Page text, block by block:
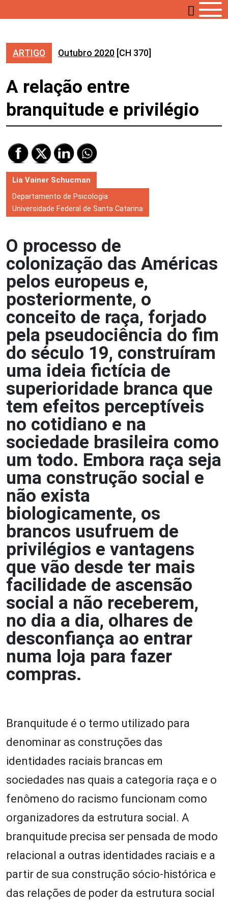
ARTIGO Outubro 2020 [CH 370]
A relação entre
branquitude e privilégio
Lia Vainer Schucman
Departamento de Psicologia
Universidade Federal de Santa Catarina
O processo de
colonização das Américas
pelos europeus e,
posteriormente, o
conceito de raça, forjado
pela pseudociência do fim
do século 19, construíram
uma ideia fictícia de
superioridade branca que
tem efeitos perceptíveis
no cotidiano e na
sociedade brasileira como
um todo. Embora raça seja
uma construção social e
não exista
biologicamente, os
brancos usufruem de
privilégios e vantagens
que vão desde ter mais
facilidade de ascensão
social a não receberem,
no dia a dia, olhares de
desconfiança ao entrar
numa loja para fazer
compras.
Branquitude é o termo utilizado para
denominar as construções das
identidades raciais brancas em
sociedades nas quais a categoria raça e o
fenômeno do racismo funcionam como
organizadores da estrutura social. A
branquitude precisa ser pensada de modo
relacional a outras identidades raciais e a
partir de sua construção sócio-histórica e
das relações de poder da estrutura social